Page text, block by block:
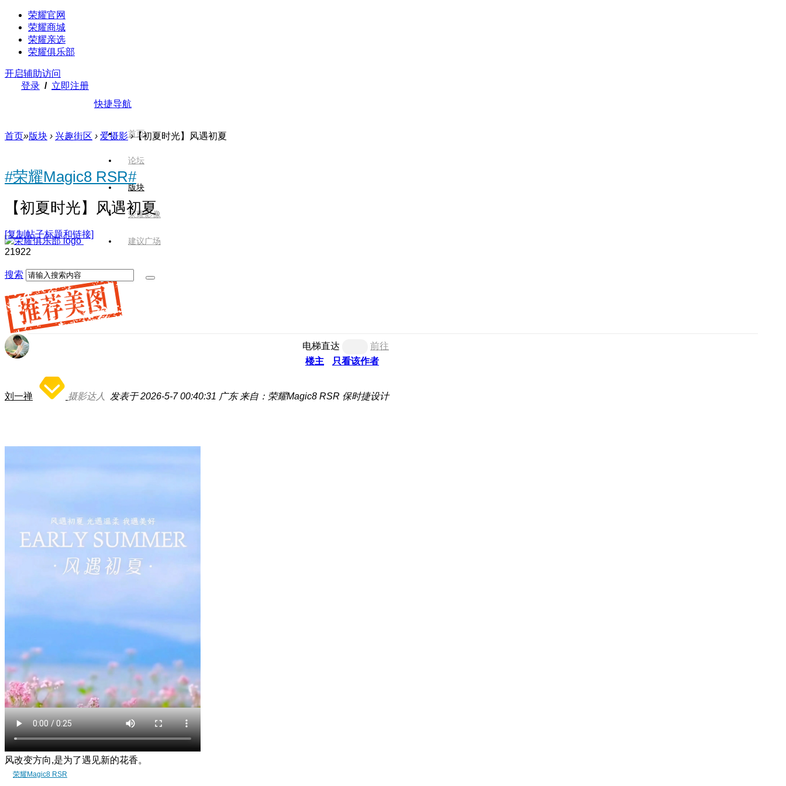
荣耀官网
荣耀商城
荣耀亲选
荣耀俱乐部
开启辅助访问
登录 / 立即注册
快捷导航
首页
论坛
版块
荣耀影像
建议广场
搜索
首页»版块 › 兴趣街区 › 爱摄影 ›【初夏时光】风遇初夏
#荣耀Magic8 RSR#
【初夏时光】风遇初夏
[复制帖子标题和链接]
21922
电梯直达
前往
楼主
只看该作者
刘一禅 摄影达人 发表于 2026-5-7 00:40:31 广东 来自：荣耀Magic8 RSR 保时捷设计
风改变方向,是为了遇见新的花香。
荣耀Magic8 RSR